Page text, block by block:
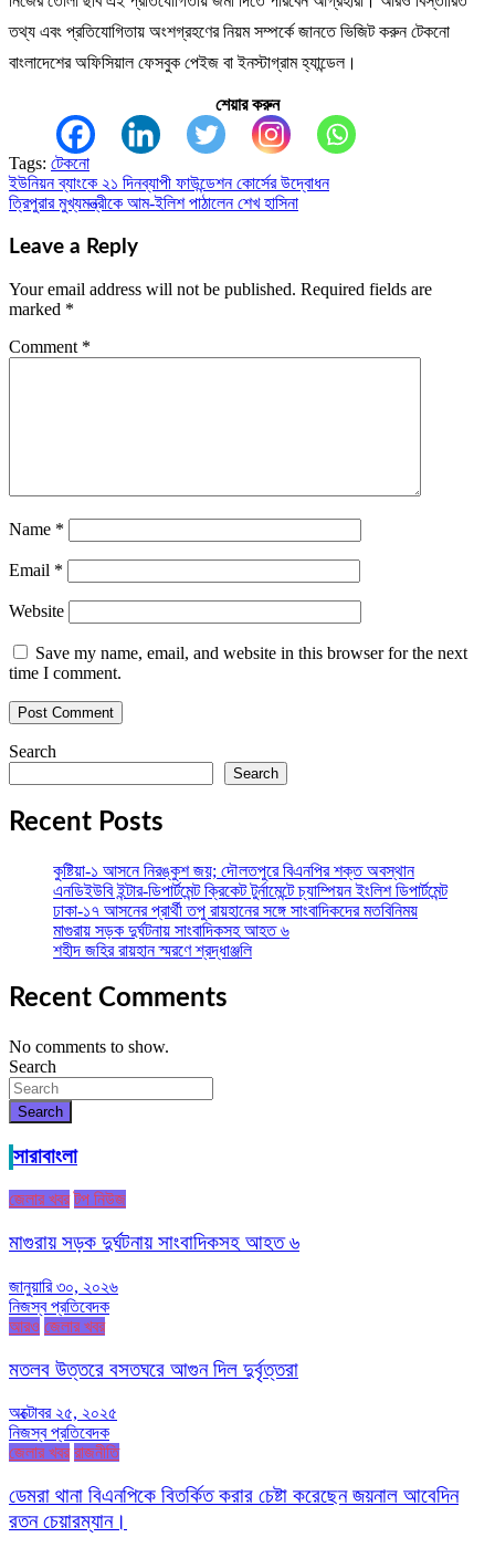
তথ্য এবং প্রতিযোগিতায় অংশগ্রহণের নিয়ম সম্পর্কে জানতে ভিজিট করুন টেকনো
বাংলাদেশের অফিসিয়াল ফেসবুক পেইজ বা ইনস্টাগ্রাম হ্যান্ডেল।
শেয়ার করুন
Tags: টেকনো
Post
navigation
ইউনিয়ন ব্যাংকে ২১ দিনব্যাপী ফাউন্ডেশন কোর্সের উদ্বোধন
ত্রিপুরার মুখ্যমন্ত্রীকে আম-ইলিশ পাঠালেন শেখ হাসিনা
Leave a Reply
Your email address will not be published. Required fields are
marked *
Comment *
Name *
Email *
Website
Save my name, email, and website in this browser for the next
time I comment.
Search
Search
Recent Posts
কুষ্টিয়া-১ আসনে নিরঙ্কুশ জয়; দৌলতপুরে বিএনপির শক্ত অবস্থান
এনডিইউবি ইন্টার-ডিপার্টমেন্ট ক্রিকেট টুর্নামেন্টে চ্যাম্পিয়ন ইংলিশ ডিপার্টমেন্ট
ঢাকা-১৭ আসনের প্রার্থী তপু রায়হানের সঙ্গে সাংবাদিকদের মতবিনিময়
মাগুরায় সড়ক দুর্ঘটনায় সাংবাদিকসহ আহত ৬
শহীদ জহির রায়হান স্মরণে শ্রদ্ধাঞ্জলি
Recent Comments
No comments to show.
Search
Search
সারাবাংলা
জেলার খবর টপ নিউজ
মাগুরায় সড়ক দুর্ঘটনায় সাংবাদিকসহ আহত ৬
জানুয়ারি ৩০, ২০২৬
নিজস্ব প্রতিবেদক
আরও জেলার খবর
মতলব উত্তরে বসতঘরে আগুন দিল দুর্বৃত্তরা
অক্টোবর ২৫, ২০২৫
নিজস্ব প্রতিবেদক
জেলার খবর রাজনীতি
ডেমরা থানা বিএনপিকে বিতর্কিত করার চেষ্টা করেছেন জয়নাল আবেদিন
রতন চেয়ারম্যান।